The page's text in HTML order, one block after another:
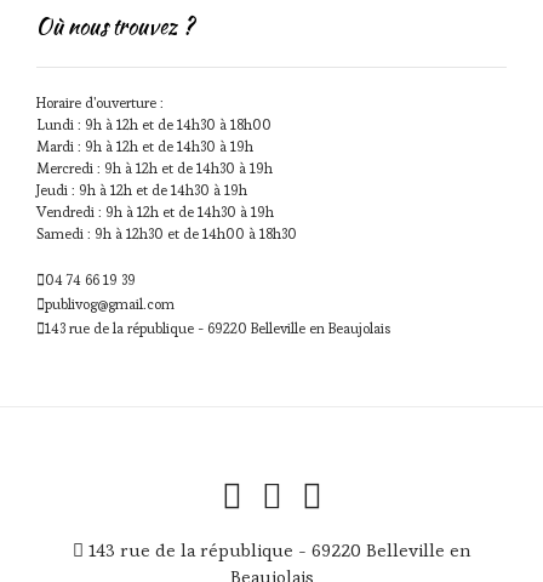
Où nous trouvez ?
Horaire d'ouverture :
Lundi : 9h à 12h et de 14h30 à 18h00
Mardi : 9h à 12h et de 14h30 à 19h
Mercredi : 9h à 12h et de 14h30 à 19h
Jeudi : 9h à 12h et de 14h30 à 19h
Vendredi : 9h à 12h et de 14h30 à 19h
Samedi : 9h à 12h30 et de 14h00 à 18h30
04 74 66 19 39
publivog@gmail.com
143 rue de la république - 69220 Belleville en Beaujolais
143 rue de la république - 69220 Belleville en
Beaujolais